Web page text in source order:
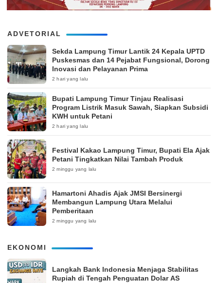
ADVETORIAL
‎Sekda Lampung Timur Lantik 24 Kepala UPTD
Puskesmas dan 14 Pejabat Fungsional, Dorong
Inovasi dan Pelayanan Prima
2 hari yang lalu
Bupati Lampung Timur Tinjau Realisasi
Program Listrik Masuk Sawah, Siapkan Subsidi
KWH untuk Petani
2 hari yang lalu
‎Festival Kakao Lampung Timur, Bupati Ela Ajak
Petani Tingkatkan Nilai Tambah Produk
2 minggu yang lalu
Hamartoni Ahadis Ajak JMSI Bersinergi
Membangun Lampung Utara Melalui
Pemberitaan
2 minggu yang lalu
EKONOMI
Langkah Bank Indonesia Menjaga Stabilitas
Rupiah di Tengah Penguatan Dolar AS